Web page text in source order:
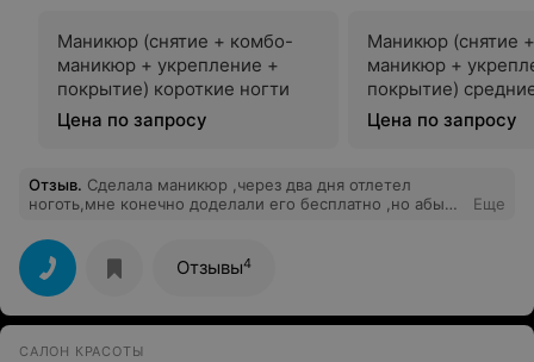
Маникюр (снятие + комбо-
маникюр + укрепление +
покрытие) короткие ногти
Цена по запросу
Маникюр (снятие
маникюр +
покрытие)
Цена по запросу
Отзыв. Сделала маникюр ,через два дня отлетел
ноготь,мне конечно доделали его бесплатно ,но абы
Еще
Отзывы4
САЛОН КРАСОТЫ